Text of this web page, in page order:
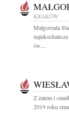
KRAKÓW
Małgorzata
św....
Z żalem i
2019 roku